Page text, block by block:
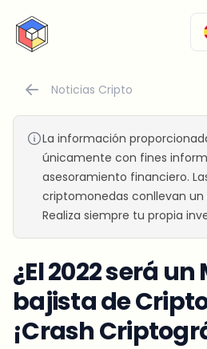
CryptoTicker
Noticias Cripto
La información
únicamente con fines
asesoramiento financiero.
criptomonedas conllevan un
Realiza siempre tu propia
¿El 2022 será
bajista de
¡Crash